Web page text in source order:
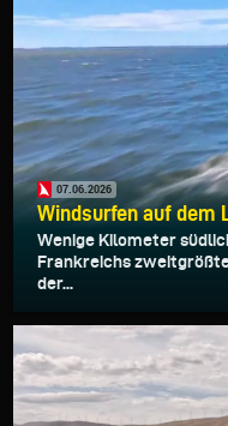
07.06.2026
Windsurfen auf dem
Wenige Kilometer
Frankreichs
der...